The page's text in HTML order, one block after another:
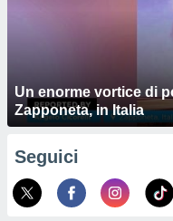
Un enorme vortice di
Zapponeta, in Italia
Seguici